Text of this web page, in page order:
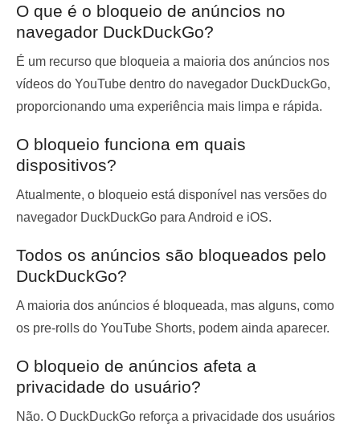
O que é o bloqueio de anúncios no
navegador DuckDuckGo?
É um recurso que bloqueia a maioria dos anúncios nos
vídeos do YouTube dentro do navegador DuckDuckGo,
proporcionando uma experiência mais limpa e rápida.
O bloqueio funciona em quais
dispositivos?
Atualmente, o bloqueio está disponível nas versões do
navegador DuckDuckGo para Android e iOS.
Todos os anúncios são bloqueados pelo
DuckDuckGo?
A maioria dos anúncios é bloqueada, mas alguns, como
os pre-rolls do YouTube Shorts, podem ainda aparecer.
O bloqueio de anúncios afeta a
privacidade do usuário?
Não. O DuckDuckGo reforça a privacidade dos usuários